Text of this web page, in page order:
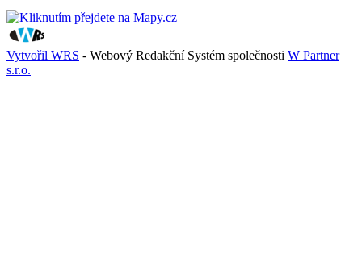
Vytvořil WRS - Webový Redakční Systém společnosti W Partner
s.r.o.